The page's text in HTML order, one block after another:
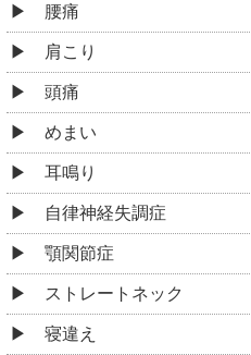
腰痛
肩こり
頭痛
めまい
耳鳴り
自律神経失調症
顎関節症
ストレートネック
寝違え